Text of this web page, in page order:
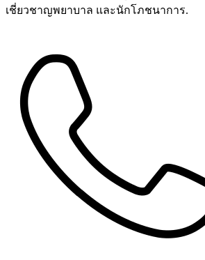
เชี่ยวชาญพยาบาล และนักโภชนาการ.